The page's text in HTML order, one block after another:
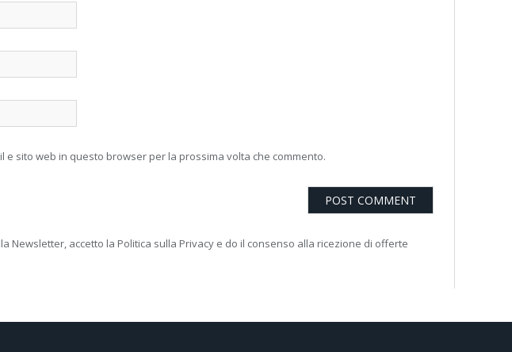
e sito web in questo browser per la prossima volta che commento.
Newsletter, accetto la Politica sulla Privacy e do il consenso alla ricezione di offerte